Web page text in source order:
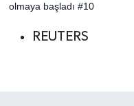
REUTERS